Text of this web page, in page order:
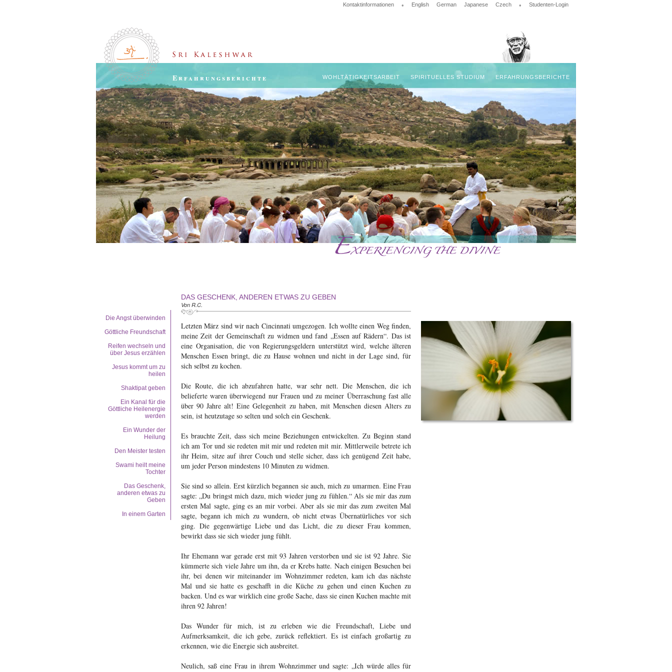
Kontaktinformationen • English German Japanese Czech • Studenten-Login
Erfahrungsberichte ERFAHRUNGSBERICHTE
SPIRITUELLES STUDIUM
WOHLTÄTIGKEITSARBEIT
DAS GESCHENK, ANDEREN ETWAS ZU GEBEN
Von R.C.
Letzten März sind wir nach Cincinnati umgezogen. Ich wollte einen Weg finden,
meine Zeit der Gemeinschaft zu widmen und fand „Essen auf Rädern“. Das ist
eine Organisation, die von Regierungsgeldern unterstützt wird, welche älteren
Menschen Essen bringt, die zu Hause wohnen und nicht in der Lage sind, für
sich selbst zu kochen.
Die Route, die ich abzufahren hatte, war sehr nett. Die Menschen, die ich
belieferte waren überwiegend nur Frauen und zu meiner Überraschung fast alle
über 90 Jahre alt! Eine Gelegenheit zu haben, mit Menschen diesen Alters zu
sein, ist heutzutage so selten und solch ein Geschenk.
Es brauchte Zeit, dass sich meine Beziehungen entwickelten. Zu Beginn stand
ich am Tor und sie redeten mit mir und redeten mit mir. Mittlerweile betrete ich
ihr Heim, sitze auf ihrer Couch und stelle sicher, dass ich genügend Zeit habe,
um jeder Person mindestens 10 Minuten zu widmen.
Sie sind so allein. Erst kürzlich begannen sie auch, mich zu umarmen. Eine Frau
sagte: „Du bringst mich dazu, mich wieder jung zu fühlen.“ Als sie mir das zum
ersten Mal sagte, ging es an mir vorbei. Aber als sie mir das zum zweiten Mal
sagte, begann ich mich zu wundern, ob nicht etwas Übernatürliches vor sich
ging. Die gegenwärtige Liebe und das Licht, die zu dieser Frau kommen,
bewirkt dass sie sich wieder jung fühlt.
Ihr Ehemann war gerade erst mit 93 Jahren verstorben und sie ist 92 Jahre. Sie
kümmerte sich viele Jahre um ihn, da er Krebs hatte. Nach einigen Besuchen bei
ihr, bei denen wir miteinander im Wohnzimmer redeten, kam ich das nächste
Mal und sie hatte es geschafft in die Küche zu gehen und einen Kuchen zu
backen. Und es war wirklich eine große Sache, dass sie einen Kuchen machte mit
ihren 92 Jahren!
Das Wunder für mich, ist zu erleben wie die Freundschaft, Liebe und
Aufmerksamkeit, die ich gebe, zurück reflektiert. Es ist einfach großartig zu
erkennen, wie die Energie sich ausbreitet.
Neulich, saß eine Frau in ihrem Wohnzimmer und sagte: „Ich würde alles für
Die Angst überwinden
Göttliche Freundschaft
Reifen wechseln und
über Jesus erzählen
Jesus kommt um zu
heilen
Shaktipat geben
Ein Kanal für die
Göttliche Heilenergie
werden
Ein Wunder der
Heilung
Den Meister testen
Swami heilt meine
Tochter
Das Geschenk,
anderen etwas zu
Geben
In einem Garten